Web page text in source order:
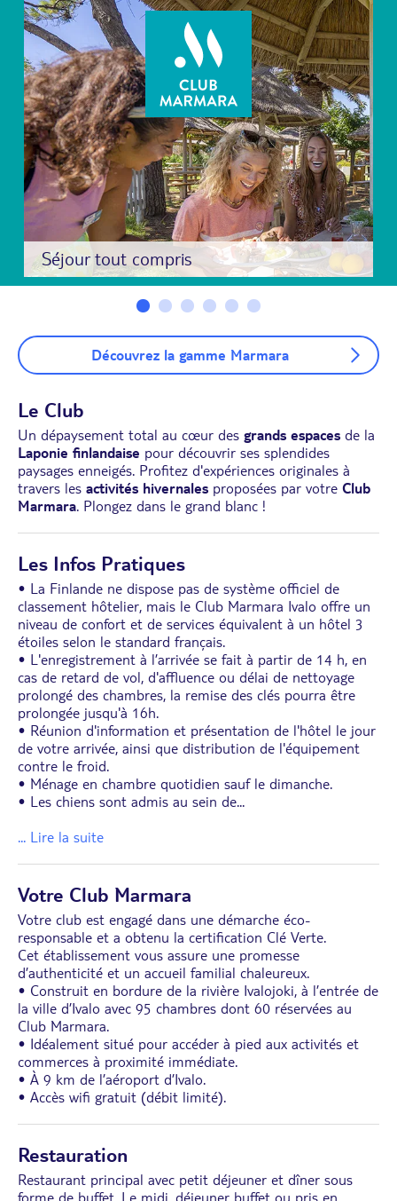
Séjour tout compris
Découvrez la gamme Marmara
Le Club
Un dépaysement total au cœur des grands espaces de la
Laponie finlandaise pour découvrir ses splendides
paysages enneigés. Profitez d'expériences originales à
travers les activités hivernales proposées par votre Club
Marmara. Plongez dans le grand blanc !
Les Infos Pratiques
• La Finlande ne dispose pas de système officiel de
classement hôtelier, mais le Club Marmara Ivalo offre un
niveau de confort et de services équivalent à un hôtel 3
étoiles selon le standard français.
• L'enregistrement à l’arrivée se fait à partir de 14 h, en
cas de retard de vol, d'affluence ou délai de nettoyage
prolongé des chambres, la remise des clés pourra être
prolongée jusqu'à 16h.
• Réunion d'information et présentation de l'hôtel le jour
de votre arrivée, ainsi que distribution de l'équipement
contre le froid.
• Ménage en chambre quotidien sauf le dimanche.
• Les chiens sont admis au sein de...
... Lire la suite
Votre Club Marmara
Votre club est engagé dans une démarche éco-
responsable et a obtenu la certification Clé Verte.
Cet établissement vous assure une promesse
d’authenticité et un accueil familial chaleureux.
• Construit en bordure de la rivière Ivalojoki, à l’entrée de
la ville d’Ivalo avec 95 chambres dont 60 réservées au
Club Marmara.
• Idéalement situé pour accéder à pied aux activités et
commerces à proximité immédiate.
• À 9 km de l’aéroport d’Ivalo.
• Accès wifi gratuit (débit limité).
Restauration
Restaurant principal avec petit déjeuner et dîner sous